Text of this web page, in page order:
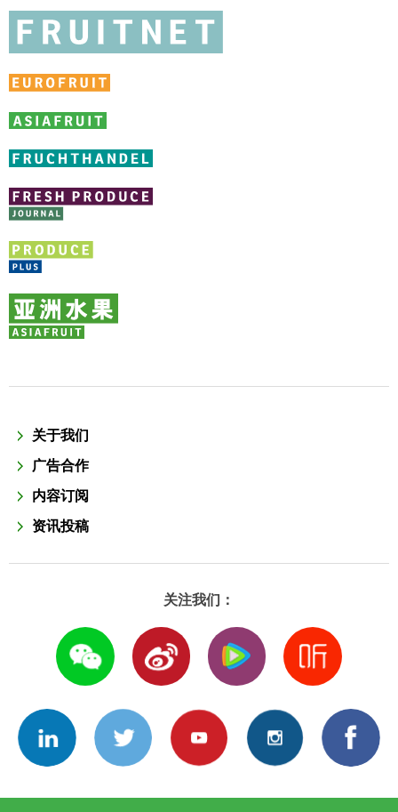
关于我们
广告合作
内容订阅
资讯投稿
关注我们：